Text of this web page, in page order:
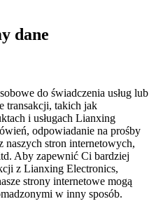
dane
do świadczenia usług lub
transakcji, takich jak
i usługach Lianxing
odpowiadanie na prośby
naszych stron internetowych,
Aby zapewnić Ci bardziej
z Lianxing Electronics,
strony internetowe mogą
w inny sposób.